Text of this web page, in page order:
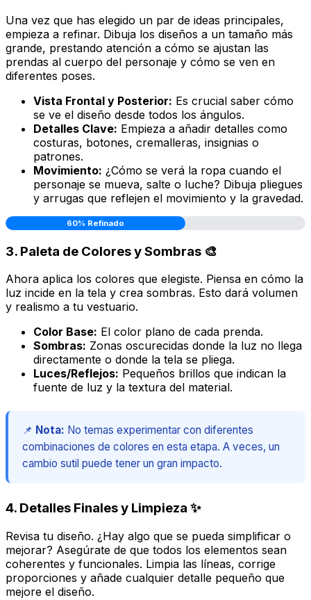
Una vez que has elegido un par de ideas principales,
empieza a refinar. Dibuja los diseños a un tamaño más
grande, prestando atención a cómo se ajustan las
prendas al cuerpo del personaje y cómo se ven en
diferentes poses.
Vista Frontal y Posterior: Es crucial saber cómo
se ve el diseño desde todos los ángulos.
Detalles Clave: Empieza a añadir detalles como
costuras, botones, cremalleras, insignias o
patrones.
Movimiento: ¿Cómo se verá la ropa cuando el
personaje se mueva, salte o luche? Dibuja pliegues
y arrugas que reflejen el movimiento y la gravedad.
60% Refinado
3. Paleta de Colores y Sombras 🎨
Ahora aplica los colores que elegiste. Piensa en cómo la
luz incide en la tela y crea sombras. Esto dará volumen
y realismo a tu vestuario.
Color Base: El color plano de cada prenda.
Sombras: Zonas oscurecidas donde la luz no llega
directamente o donde la tela se pliega.
Luces/Reflejos: Pequeños brillos que indican la
fuente de luz y la textura del material.
📌 Nota: No temas experimentar con diferentes
combinaciones de colores en esta etapa. A veces, un
cambio sutil puede tener un gran impacto.
4. Detalles Finales y Limpieza ✨
Revisa tu diseño. ¿Hay algo que se pueda simplificar o
mejorar? Asegúrate de que todos los elementos sean
coherentes y funcionales. Limpia las líneas, corrige
proporciones y añade cualquier detalle pequeño que
mejore el diseño.